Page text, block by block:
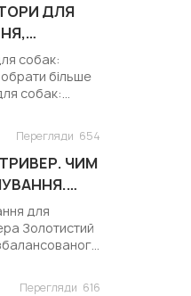
ДЛЯ
собак:
обрати більше
собак:
Перегляди 654
ЧИМ
для
Золотистий
Перегляди 616